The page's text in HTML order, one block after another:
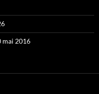
mai 2016